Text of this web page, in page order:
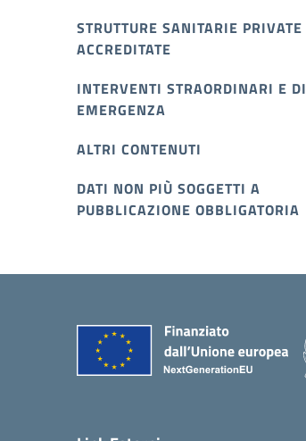
STRUTTURE SANITARIE PRIVATE
ACCREDITATE
INTERVENTI STRAORDINARI E DI
EMERGENZA
ALTRI CONTENUTI
DATI NON PIÙ SOGGETTI A
PUBBLICAZIONE OBBLIGATORIA